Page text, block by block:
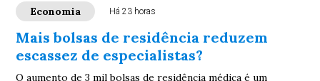
Economia Há 23 horas
Mais bolsas de residência reduzem
escassez de especialistas?
O aumento de 3 mil bolsas de residência médica é um